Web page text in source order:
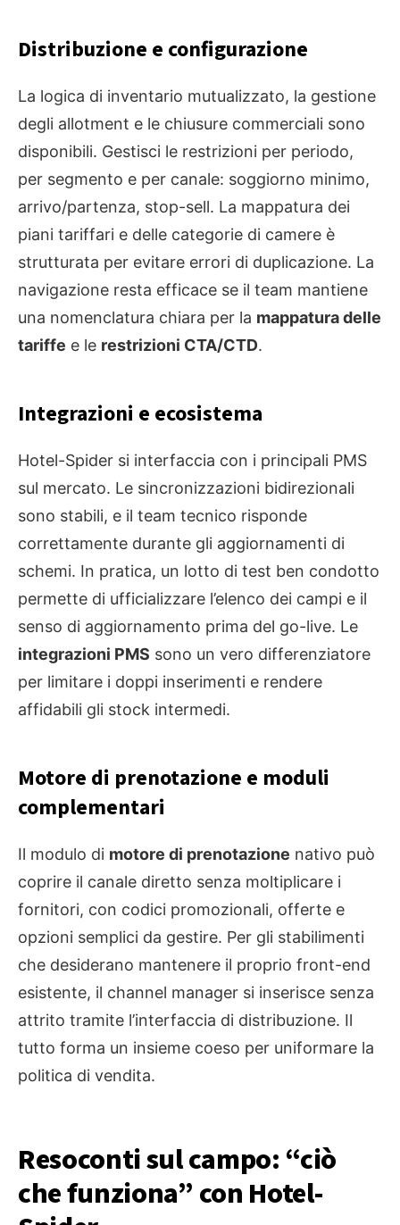
Distribuzione e configurazione
La logica di inventario mutualizzato, la gestione
degli allotment e le chiusure commerciali sono
disponibili. Gestisci le restrizioni per periodo,
per segmento e per canale: soggiorno minimo,
arrivo/partenza, stop-sell. La mappatura dei
piani tariffari e delle categorie di camere è
strutturata per evitare errori di duplicazione. La
navigazione resta efficace se il team mantiene
una nomenclatura chiara per la mappatura delle
tariffe e le restrizioni CTA/CTD.
Integrazioni e ecosistema
Hotel-Spider si interfaccia con i principali PMS
sul mercato. Le sincronizzazioni bidirezionali
sono stabili, e il team tecnico risponde
correttamente durante gli aggiornamenti di
schemi. In pratica, un lotto di test ben condotto
permette di ufficializzare l’elenco dei campi e il
senso di aggiornamento prima del go-live. Le
integrazioni PMS sono un vero differenziatore
per limitare i doppi inserimenti e rendere
affidabili gli stock intermedi.
Motore di prenotazione e moduli
complementari
Il modulo di motore di prenotazione nativo può
coprire il canale diretto senza moltiplicare i
fornitori, con codici promozionali, offerte e
opzioni semplici da gestire. Per gli stabilimenti
che desiderano mantenere il proprio front-end
esistente, il channel manager si inserisce senza
attrito tramite l’interfaccia di distribuzione. Il
tutto forma un insieme coeso per uniformare la
politica di vendita.
Resoconti sul campo: “ciò
che funziona” con Hotel-